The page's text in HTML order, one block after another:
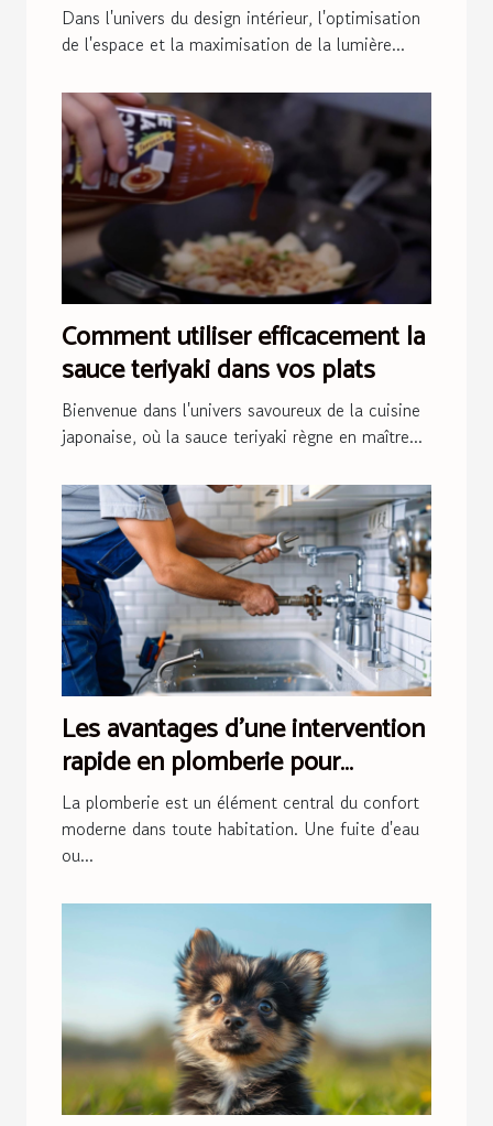
Astuces scandinaves
Dans l'univers du design intérieur, l'optimisation
de l'espace et la maximisation de la lumière...
Comment utiliser efficacement la
sauce teriyaki dans vos plats
Bienvenue dans l'univers savoureux de la cuisine
japonaise, où la sauce teriyaki règne en maître...
Les avantages d'une intervention
rapide en plomberie pour
préserver votre domicile
La plomberie est un élément central du confort
moderne dans toute habitation. Une fuite d'eau
ou...